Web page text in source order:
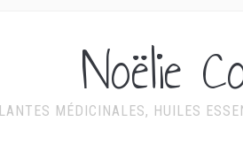
Noëlie
MÉDICINALES, HUILES